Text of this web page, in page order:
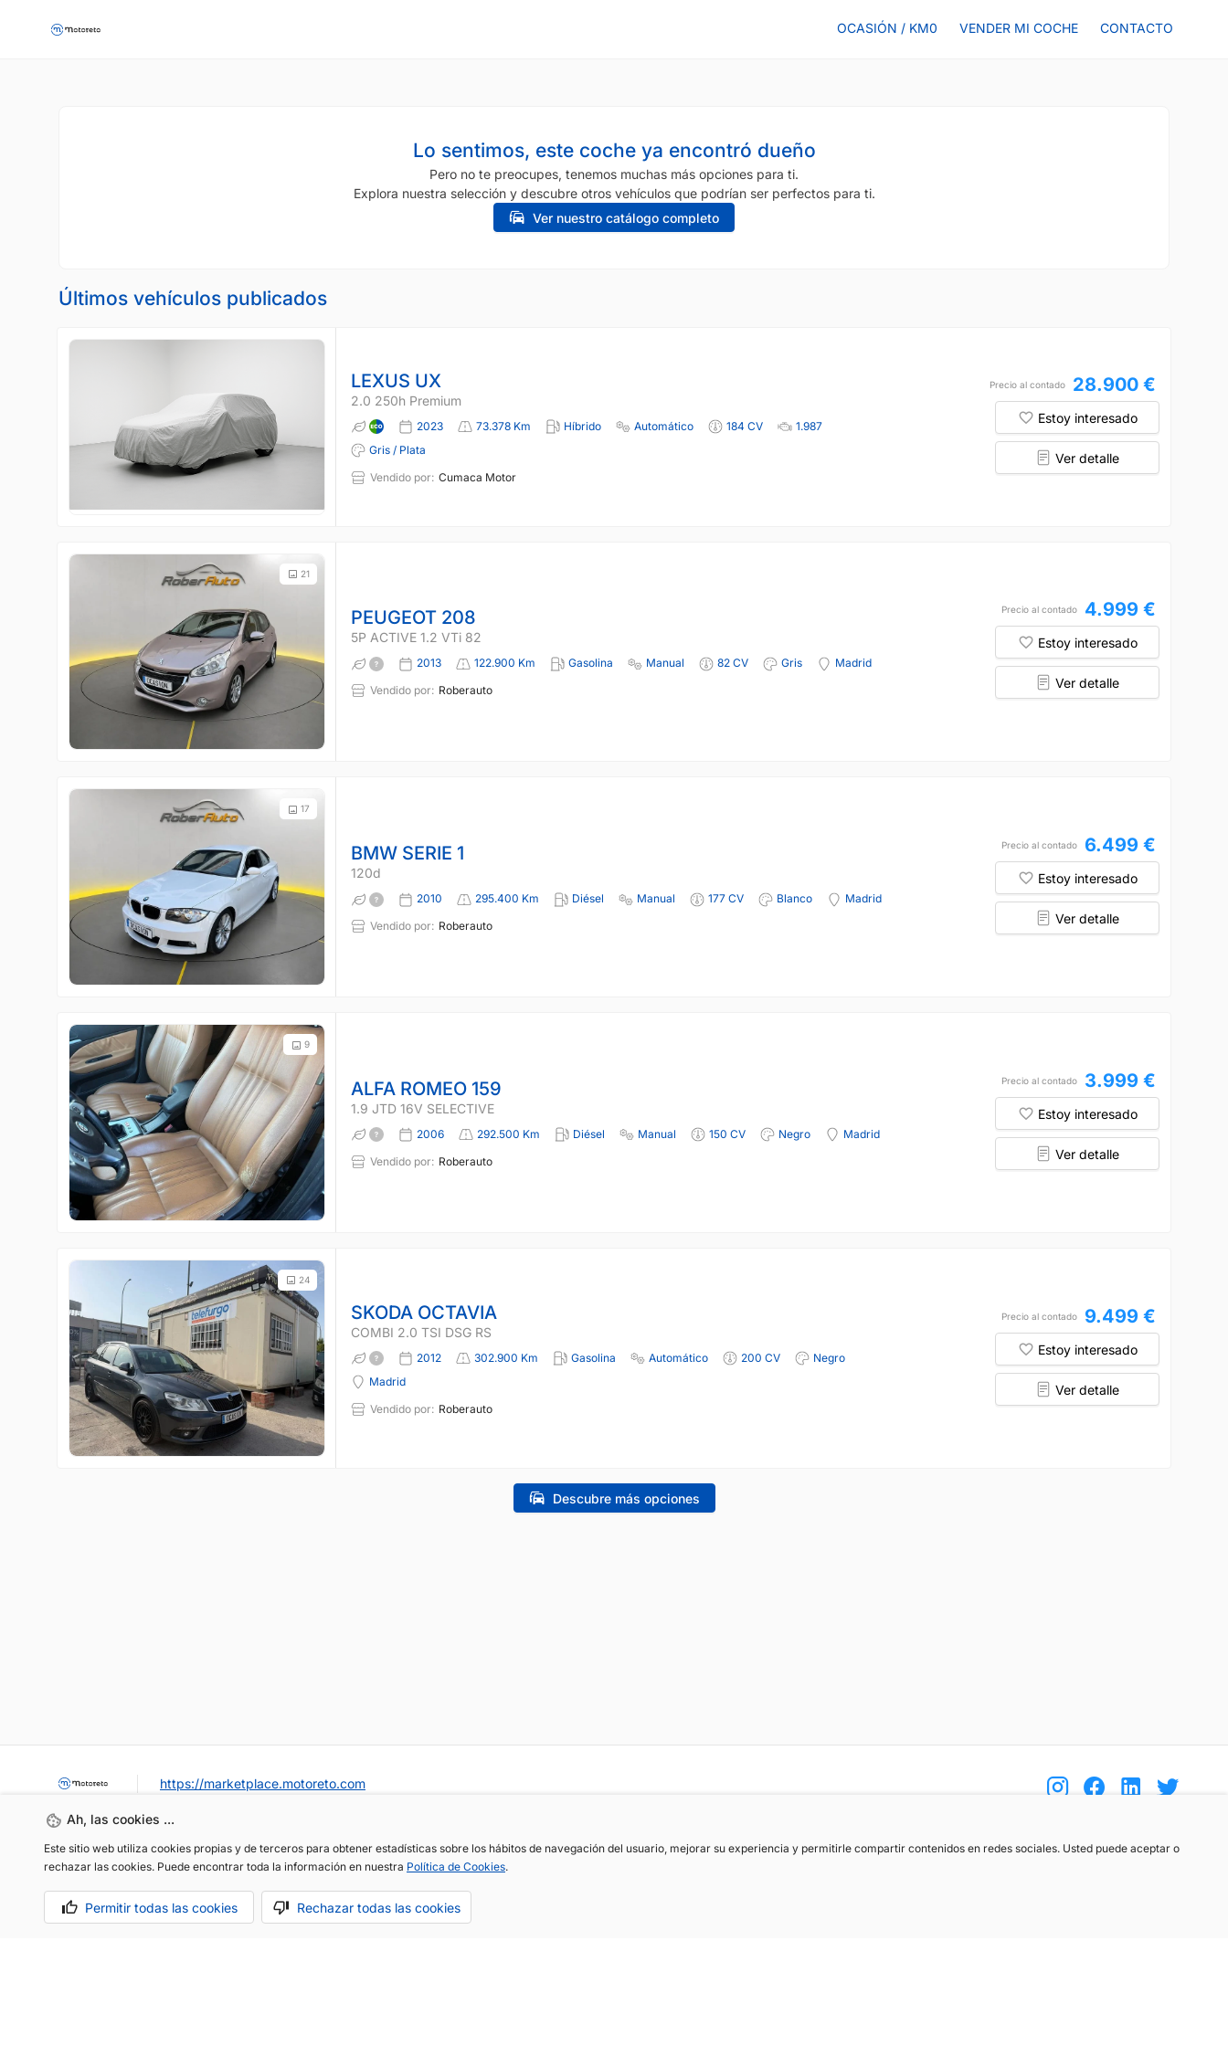
OCASIÓN / KM0 VENDER MI COCHE CONTACTO
Lo sentimos, este coche ya encontró dueño
Pero no te preocupes, tenemos muchas más opciones para ti.
Explora nuestra selección y descubre otros vehículos que podrían ser perfectos para ti.
Ver nuestro catálogo completo
Últimos vehículos publicados
LEXUS UX
2.0 250h Premium
2023 73.378 Km Híbrido Automático 184 CV
1.987
Gris / Plata
Vendido por: Cumaca Motor
Precio al contado 28.900 €
Estoy interesado
Ver detalle
21
PEUGEOT 208
5P ACTIVE 1.2 VTi 82
2013 122.900 Km Gasolina Manual 82 CV Gris
Madrid
Vendido por: Roberauto
Precio al contado 4.999 €
Estoy interesado
Ver detalle
17
BMW SERIE 1
120d
2010 295.400 Km Diésel Manual 177 CV Blanco
Madrid
Vendido por: Roberauto
Precio al contado 6.499 €
Estoy interesado
Ver detalle
9
ALFA ROMEO 159
1.9 JTD 16V SELECTIVE
2006 292.500 Km Diésel Manual 150 CV Negro
Madrid
Vendido por: Roberauto
Precio al contado 3.999 €
Estoy interesado
Ver detalle
24
SKODA OCTAVIA
COMBI 2.0 TSI DSG RS
2012 302.900 Km Gasolina Automático 200 CV
Negro
Madrid
Vendido por: Roberauto
Precio al contado 9.499 €
Estoy interesado
Ver detalle
Descubre más opciones
Ah, las cookies ...
Este sitio web utiliza cookies propias y de terceros para obtener estadísticas sobre los hábitos de navegación del usuario, mejorar su experiencia y permitirle compartir contenidos en redes sociales. Usted puede aceptar o
rechazar las cookies. Puede encontrar toda la información en nuestra Política de Cookies.
Permitir todas las cookies Rechazar todas las cookies
https://marketplace.motoreto.com